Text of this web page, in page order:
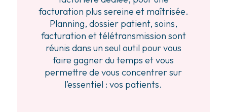
facturation plus sereine et maîtrisée.
Planning, dossier patient, soins,
facturation et télétransmission sont
réunis dans un seul outil pour vous
faire gagner du temps et vous
permettre de vous concentrer sur
l’essentiel : vos patients.